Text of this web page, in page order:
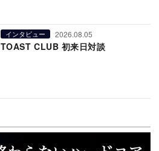
インタビュー 2026.08.05
TOAST CLUB 初来日対談